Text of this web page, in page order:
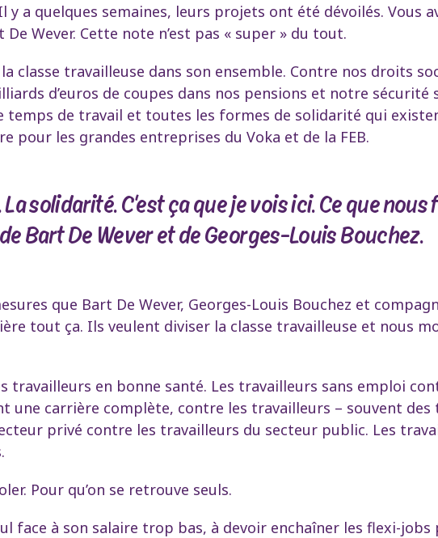
a quelques semaines, leurs projets ont été dévoilés. Vous
Wever. Cette note n’est pas « super » du tout.
classe travailleuse dans son ensemble. Contre nos droits
d’euros de coupes dans nos pensions et notre sécurité
temps de travail et toutes les formes de solidarité qui
pour les grandes entreprises du Voka et de la FEB.
La solidarité. C'est ça que je vois ici. Ce que
Bart De Wever et de Georges-Louis Bouchez.
que Bart De Wever, Georges-Louis Bouchez et
tout ça. Ils veulent diviser la classe travailleuse et nous
travailleurs en bonne santé. Les travailleurs sans emploi
une carrière complète, contre les travailleurs – souvent des
privé contre les travailleurs du secteur public. Les
Pour qu’on se retrouve seuls.
face à son salaire trop bas, à devoir enchaîner les flexi-jobs